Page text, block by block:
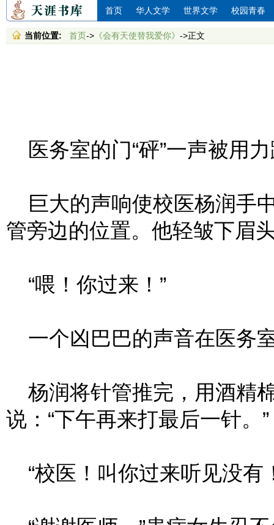
首页 华人文学 世界文学 校园青春
当前位置: 首页-> 《会有天使替我爱你》 ->正文
医务室的门“砰”一声被用
巨大的声响使校医杨润手
管旁边的位置。他轻皱下眉
“喂！你过来！”
一个凶巴巴的声音在医务
杨润将针管推完，用酒精
说：“下午再来打最后一针。”
“校医！叫你过来听见没有